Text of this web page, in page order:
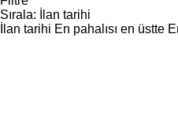
Sırala:
İlan tarihi
İlan tarihi En pahalısı en üstte